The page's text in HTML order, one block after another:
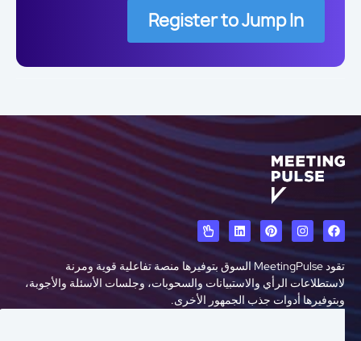
Register to Jump In
تقود MeetingPulse السوق بتوفيرها منصة تفاعلية قوية ومرنة
الرأي والاستبيانات والسحوبات، وجلسات الأسئلة والأجوبة،
أدوات جذب الجمهور الأخرى.